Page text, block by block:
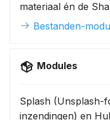
materiaal én de
Bestanden-
Modules
Splash (Unsplash-
inzendingen) en